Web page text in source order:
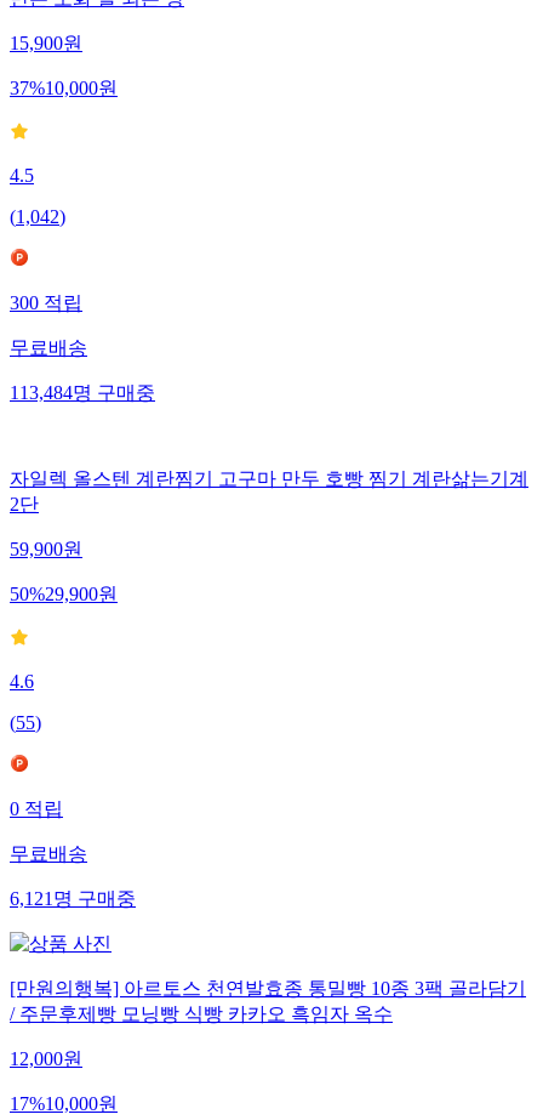
15,900원
37%10,000원
4.5
(1,042)
300 적립
무료배송
113,484명 구매중
자일렉 올스텐 계란찜기 고구마 만두 호빵 찜기 계란삶는기계
2단
59,900원
50%29,900원
4.6
(55)
0적립
무료배송
6,121명구매중
[만원의행복] 아르토스 천연발효종 통밀빵 10종 3팩 골라담기
/ 주문후제빵 모닝빵 식빵 카카오 흑임자 옥수
12,000원
17%10,000원